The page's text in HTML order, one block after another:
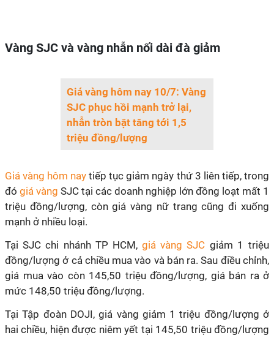
Vàng SJC và vàng nhẫn nối dài đà giảm
Giá vàng hôm nay 10/7: Vàng
SJC phục hồi mạnh trở lại,
nhẫn tròn bật tăng tới 1,5
triệu đồng/lượng
Giá vàng hôm nay tiếp tục giảm ngày thứ 3 liên tiếp, trong
đó giá vàng SJC tại các doanh nghiệp lớn đồng loạt mất 1
triệu đồng/lượng, còn giá vàng nữ trang cũng đi xuống
mạnh ở nhiều loại.
Tại SJC chi nhánh TP HCM, giá vàng SJC giảm 1 triệu
đồng/lượng ở cả chiều mua vào và bán ra. Sau điều chỉnh,
giá mua vào còn 145,50 triệu đồng/lượng, giá bán ra ở
mức 148,50 triệu đồng/lượng.
Tại Tập đoàn DOJI, giá vàng giảm 1 triệu đồng/lượng ở
hai chiều, hiện được niêm yết tại 145,50 triệu đồng/lượng